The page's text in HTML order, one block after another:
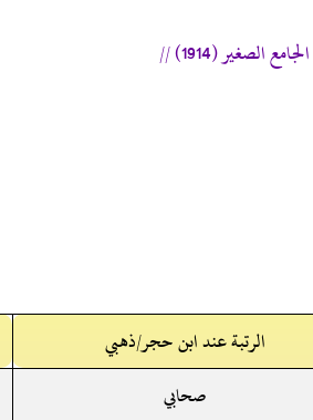
الرتبة عند ابن حجر/ذهبي
صحابي